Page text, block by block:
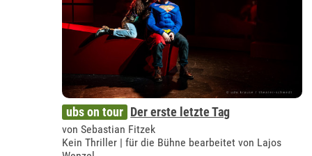
ubs on tour Der erste letzte Tag
von Sebastian Fitzek
Kein Thriller | für die Bühne bearbeitet von Lajos